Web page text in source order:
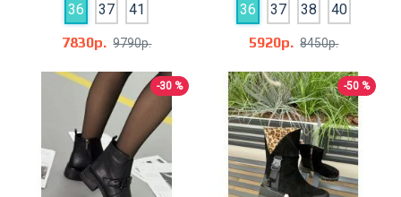
36
37
41
7830р. 9790р.
36
37 38
40
5920р. 8450р.
-30 % -50 %